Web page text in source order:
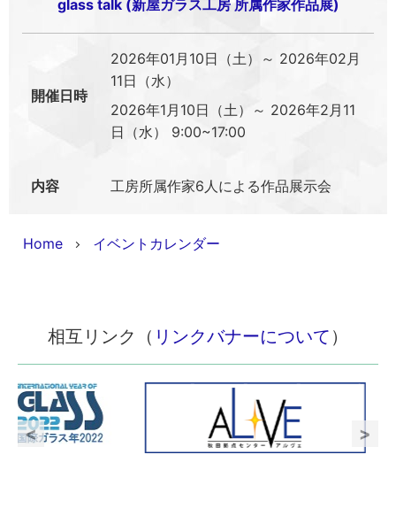
glass talk (新屋ガラス工房 所属作家作品展)
開催日時
2026年01月10日（土）～ 2026年02月
11日（水）
2026年1月10日（土）～ 2026年2月11
日（水） 9:00~17:00
内容 工房所属作家6人による作品展示会
Home イベントカレンダー
相互リンク（ リンクバナーについて ）